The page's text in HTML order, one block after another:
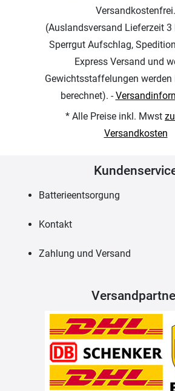
Versandkostenfrei.
(Auslandsversand Lieferzeit 3
Sperrgut Aufschlag,
Express Versand und
Gewichtsstaffelungen werden
berechnet). -
* Alle Preise inkl. Mwst
Versandkosten
Batterieentsorgung
Kontakt
Zahlung und Versand